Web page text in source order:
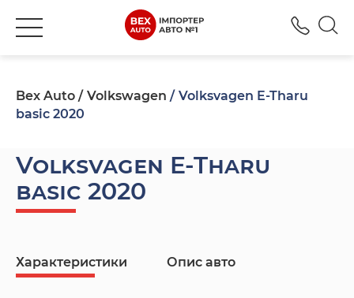
Bex Auto Volkswagen
Volksvagen E-Tharu
basic 2020
Volksvagen E-Tharu
basic 2020
Характеристики Опис авто